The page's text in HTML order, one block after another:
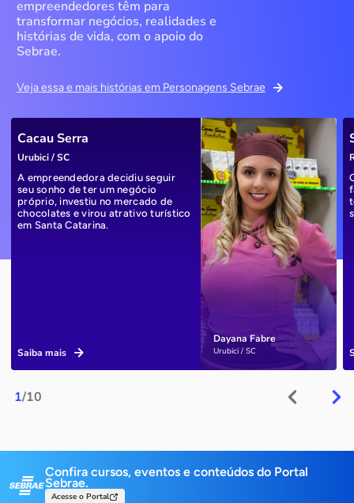
empreendedores têm para
transformar negócios, realidades e
histórias de vida, com o apoio do
Sebrae.
Veja essa e mais histórias em Personagens Sebrae
1/10
Dayana Fabre
Urubici / SC
Cacau Serra
Urubici / SC
A empreendedora decidiu seguir
seu sonho de ter um negócio
próprio, investiu no mercado de
chocolates e virou atrativo turístico
em Santa Catarina.
Saiba mais
Confira cursos, eventos e conteúdos do Portal
Sebrae.
Acesse o Portal